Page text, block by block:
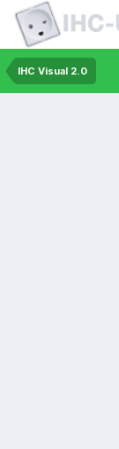
IHC Visual 2.0